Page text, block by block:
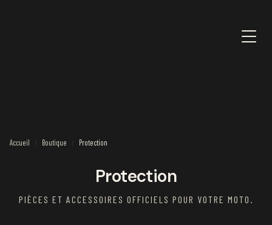
Accueil / Boutique / Protection
Protection
PIÈCES ET ACCESSOIRES OFFICIELS POUR VOTRE MOTO.